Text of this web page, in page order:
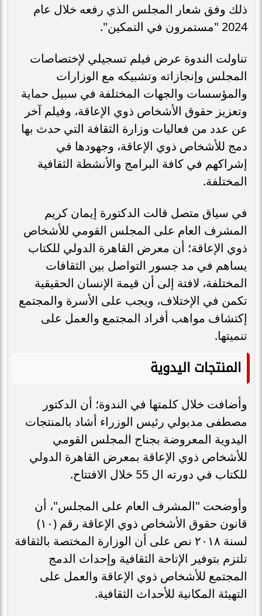
ذلك وفق شعار المجلس الذي رفعه خلال عام
2024 "مستمرون في التمكين".
تناولت الندوة عرض فيلم تسجيلي لإختصاصات
المجلس وإنجازاته وتشبيكه مع الوزارات
والمؤسسات والجهات المختلفة في سبيل حماية
وتعزيز حقوق الأشخاص ذوي الإعاقة، وفيلم آخر
عن عدد من فعاليات وزارة الثقافة التي حدث بها
دمج للأشخاص ذوي الإعاقة، وجهودها في
إشراكهم في كافة البرامج والأنشطة الثقافية
المختلفة.
في سياق متصل قالت الدكتورة إيمان كريم
المشرف العام على المجلس القومي للأشخاص
ذوي الإعاقة؛ أن معرض القاهرة الدولي للكتاب
يساهم في مد جسور التواصل بين الثقافات
المختلفة، لافتة إلى أن قيمة الإنسان الحقيقية
تكمن في الإختلاف، ويجب على الأسرة والمجتمع
إكتشاف مواهب أفراد المجتمع والعمل على
تنميتها.
المنتجات اليدوية
وأضافت خلال كلمتها في الندوة؛ أن الدكتور
مصطفى مدبولي رئيس الوزراء أشاد بالمنتجات
اليدوية المعروضة بجناح المجلس القومي
للأشخاص ذوي الإعاقة بمعرض القاهرة الدولي
للكتاب في دورته ال 55 خلال الافتتاح.
وأوضحت "المشرف العام على المجلس"، أن
قانون حقوق الأشخاص ذوي الإعاقة رقم (١٠)
لسنة ٢٠١٨ نص على أن الوزارة المختصة بالثقافة
تلتزم بتوفير الإتاحة الثقافية وإحداث الدمج
المجتمع للأشخاص ذوي الإعاقة والعمل على
التهيئة المكانية للأحداث الثقافية.